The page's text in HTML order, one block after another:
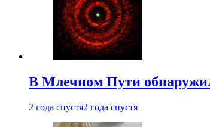
В Млечном Пути
2 года спустя2 года спустя